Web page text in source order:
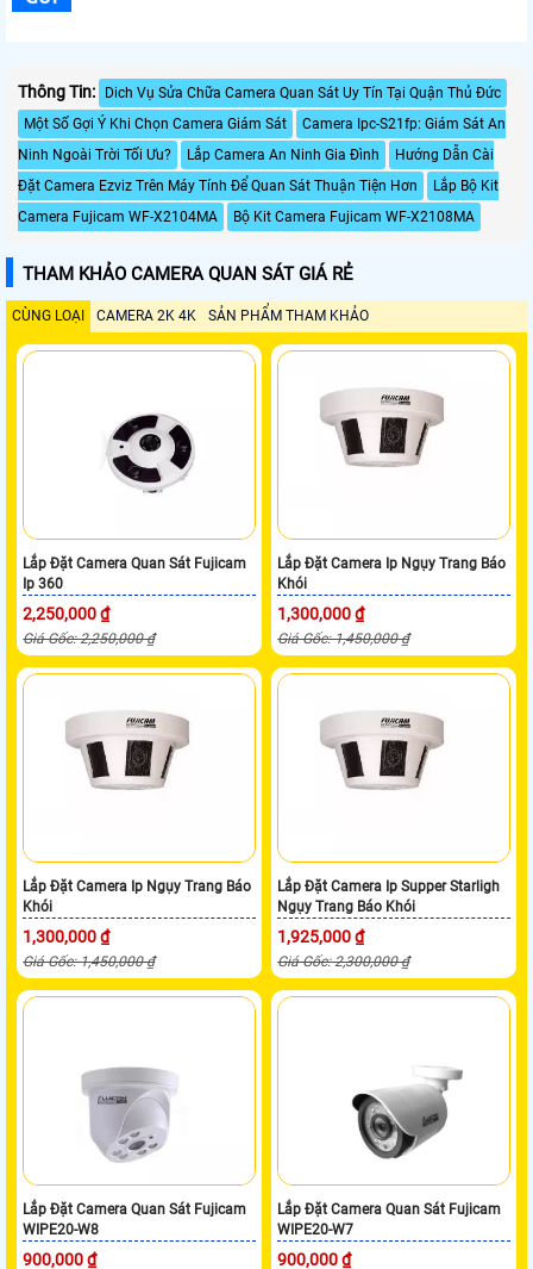
Thông Tin:
Dich Vụ Sửa Chữa Camera Quan Sát Uy Tín Tại Quận Thủ Đức
Một Số Gợi Ý Khi Chọn Camera Giám Sát
Camera Ipc-S21fp: Giám Sát An
Ninh Ngoài Trời Tối Ưu?
Lắp Camera An Ninh Gia Đình
Hướng Dẫn Cài
Đặt Camera Ezviz Trên Máy Tính Để Quan Sát Thuận Tiện Hơn
Lắp Bộ Kit
Camera Fujicam WF-X2104MA
Bộ Kit Camera Fujicam WF-X2108MA
THAM KHẢO CAMERA QUAN SÁT GIÁ RẺ
CÙNG LOẠI CAMERA 2K 4K SẢN PHẨM THAM KHẢO
Lắp Đặt Camera Quan Sát Fujicam
Ip 360
2,250,000 ₫
Giá Gốc: 2,250,000 ₫
Lắp Đặt Camera Ip Ngụy Trang Báo
Khói
1,300,000 ₫
Giá Gốc: 1,450,000 ₫
Lắp Đặt Camera Ip Ngụy Trang Báo
Khói
1,300,000 ₫
Giá Gốc: 1,450,000 ₫
Lắp Đặt Camera Ip Supper Starligh
Ngụy Trang Báo Khói
1,925,000 ₫
Giá Gốc: 2,300,000 ₫
Lắp Đặt Camera Quan Sát Fujicam
WIPE20-W8
900,000 ₫
Lắp Đặt Camera Quan Sát Fujicam
WIPE20-W7
900,000 ₫